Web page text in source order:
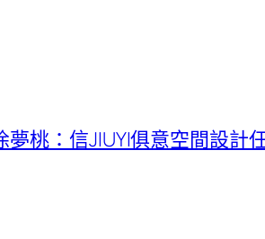
桃：信JIUYI俱意空間設計